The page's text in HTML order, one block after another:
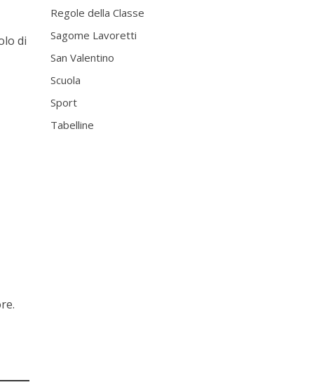
di
Regole della Classe
Sagome Lavoretti
San Valentino
Scuola
Sport
Tabelline